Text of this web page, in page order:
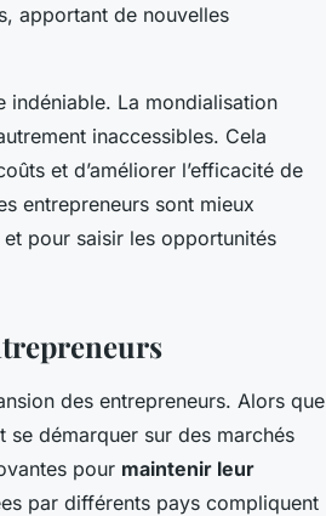
apportant de nouvelles
indéniable. La mondialisation
inaccessibles. Cela
et d’améliorer l’efficacité de
entrepreneurs sont mieux
pour saisir les opportunités
des entrepreneurs. Alors que
se démarquer sur des marchés
pour maintenir leur
par différents pays compliquent